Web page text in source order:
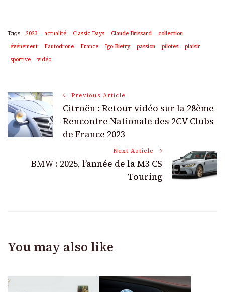
Tags: 2023 actualité Classic Days Claude Brissard
collection
événement
Fautodrone France Igo Bietry passion pilotes
plaisir
sportive
vidéo
Post
Navigation
Previous Article
Citroën : Retour vidéo sur la 28ème
Rencontre Nationale des 2CV Clubs
de France 2023
Next Article
BMW : 2025, l’année de la M3 CS
Touring
You may also like